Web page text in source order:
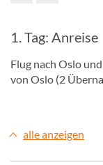
1. Tag: Anreise
Flug nach Oslo
von Oslo (2
alle anzeigen